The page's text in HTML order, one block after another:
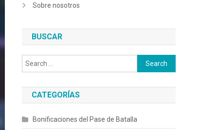
Sobre nosotros
BUSCAR
Search
for:
CATEGORÍAS
Bonificaciones del Pase de Batalla